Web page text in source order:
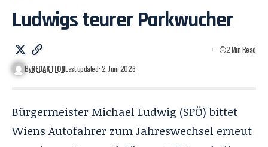
Ludwigs teurer Parkwucher
ByREDAKTIONLast updated: 2. Juni 2026
2 Min Read
Bürgermeister Michael Ludwig (SPÖ) bittet
Wiens Autofahrer zum Jahreswechsel erneut